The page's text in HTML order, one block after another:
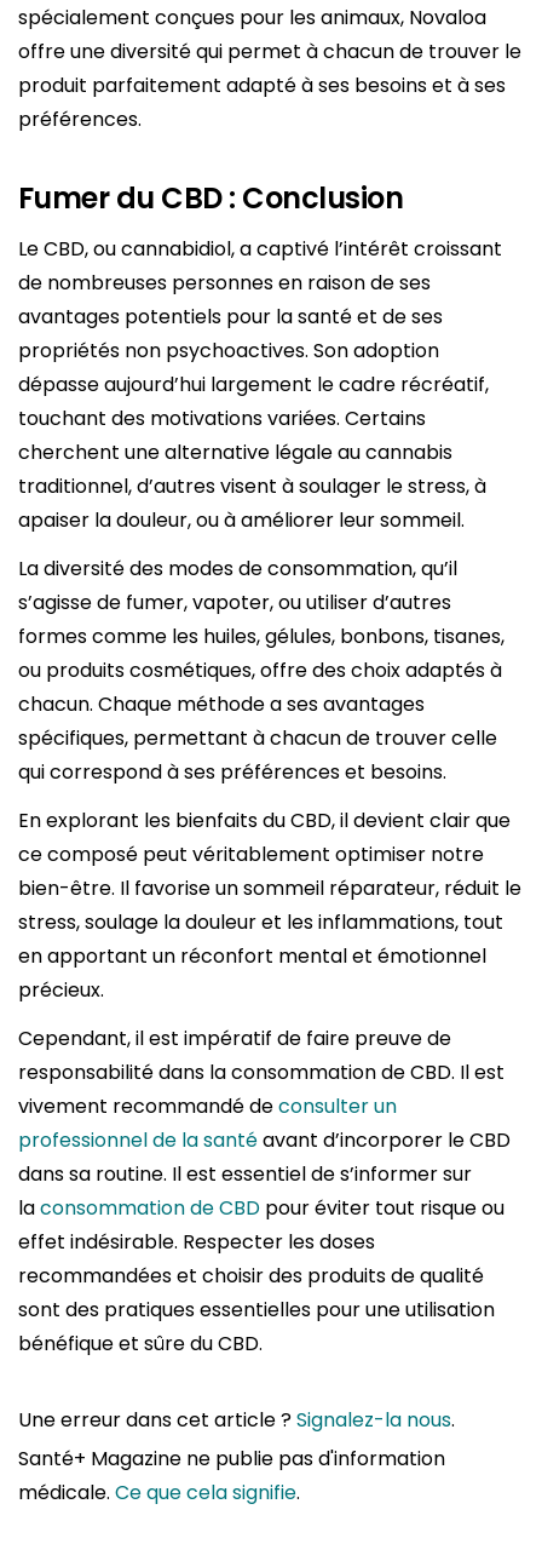
spécialement conçues pour les animaux, Novaloa
offre une diversité qui permet à chacun de trouver le
produit parfaitement adapté à ses besoins et à ses
préférences.
Fumer du CBD : Conclusion
Le CBD, ou cannabidiol, a captivé l’intérêt croissant
de nombreuses personnes en raison de ses
avantages potentiels pour la santé et de ses
propriétés non psychoactives. Son adoption
dépasse aujourd’hui largement le cadre récréatif,
touchant des motivations variées. Certains
cherchent une alternative légale au cannabis
traditionnel, d’autres visent à soulager le stress, à
apaiser la douleur, ou à améliorer leur sommeil.
La diversité des modes de consommation, qu’il
s’agisse de fumer, vapoter, ou utiliser d’autres
formes comme les huiles, gélules, bonbons, tisanes,
ou produits cosmétiques, offre des choix adaptés à
chacun. Chaque méthode a ses avantages
spécifiques, permettant à chacun de trouver celle
qui correspond à ses préférences et besoins.
En explorant les bienfaits du CBD, il devient clair que
ce composé peut véritablement optimiser notre
bien-être. Il favorise un sommeil réparateur, réduit le
stress, soulage la douleur et les inflammations, tout
en apportant un réconfort mental et émotionnel
précieux.
Cependant, il est impératif de faire preuve de
responsabilité dans la consommation de CBD. Il est
vivement recommandé deconsulter un
professionnel de la santéavant d’incorporer le CBD
dans sa routine. Il est essentiel de s’informer sur
laconsommation de CBD pour éviter tout risque ou
effet indésirable. Respecter les doses
recommandées et choisir des produits de qualité
sont des pratiques essentielles pour une utilisation
bénéfique et sûre du CBD.
Une erreur dans cet article ?Signalez-la nous.
Santé+ Magazine ne publie pas d'information
médicale. Ce que cela signifie.